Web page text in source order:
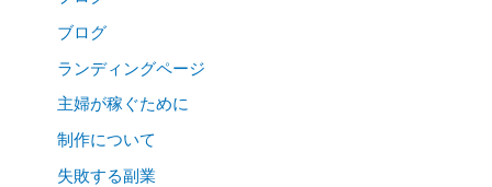
ブログ
ランディングページ
主婦が稼ぐために
制作について
失敗する副業